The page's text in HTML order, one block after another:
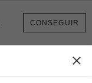
CONSEGUIR